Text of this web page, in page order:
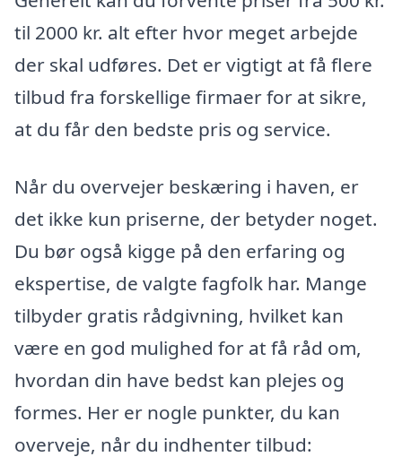
til 2000 kr. alt efter hvor meget arbejde
der skal udføres. Det er vigtigt at få flere
tilbud fra forskellige firmaer for at sikre,
at du får den bedste pris og service.
Når du overvejer beskæring i haven, er
det ikke kun priserne, der betyder noget.
Du bør også kigge på den erfaring og
ekspertise, de valgte fagfolk har. Mange
tilbyder gratis rådgivning, hvilket kan
være en god mulighed for at få råd om,
hvordan din have bedst kan plejes og
formes. Her er nogle punkter, du kan
overveje, når du indhenter tilbud: